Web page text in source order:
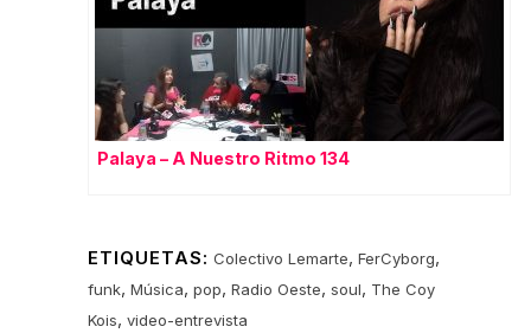
Palaya – A Nuestro Ritmo 134
ETIQUETAS: Colectivo Lemarte, FerCyborg,
funk, Música, pop, Radio Oeste, soul, The Coy
Kois, video-entrevista